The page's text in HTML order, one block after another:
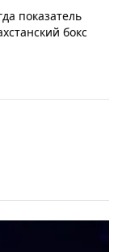
показатель
бокс